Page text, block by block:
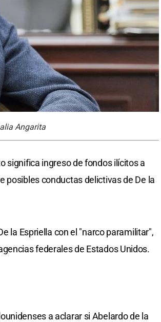
Angarita
significa ingreso de fondos ilícitos a
posibles conductas delictivas de De la
la Espriella con el "narco paramilitar",
federales de Estados Unidos.
a aclarar si Abelardo de la